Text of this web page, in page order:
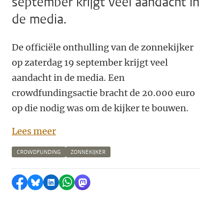
de media.
De officiële onthulling van de zonnekijker
op zaterdag 19 september krijgt veel
aandacht in de media. Een
crowdfundingsactie bracht de 20.000 euro
op die nodig was om de kijker te bouwen.
Lees meer
CROWDFUNDING ZONNEKIJKER
Delen op Facebook
Delen via Bluesky
Delen op LinkedIn
Delen via WhatsApp
Delen via Mastodon